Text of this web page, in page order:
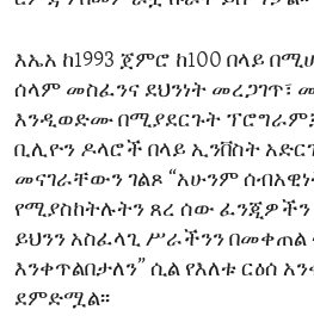
እኤአ ከ1993 ጀምሮ ከ100 በላይ
ሰላም መስፈንና ደህንነት መረጋገጥ፣
እንዲወድሙ በሚያደርጉት
ቢሊዮን ዶላሮች በላይ ኢንቨስት
መናገራቸውን ገልጾ “አሁንም
የሚያስከትሉትን ጸረ ሰው
ይህንን አስፈላጊ ሥራችንን
እንቀጥልበታለን” ሲል የእለቱ ርዕሰ
ደምድሟል፡፡